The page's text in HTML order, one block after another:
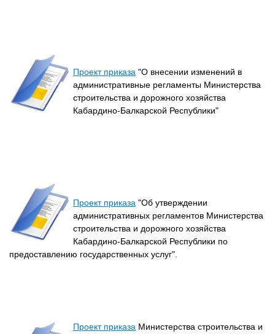
Проект приказа "О внесении изменений в
административные регламенты Министерства
строительства и дорожного хозяйства
Кабардино-Балкарской Республики"
Проект приказа "Об утверждении
административных регламентов Министерства
строительства и дорожного хозяйства
Кабардино-Балкарской Республики по
предоставлению государственных услуг".
Проект приказа Министерства строительства и